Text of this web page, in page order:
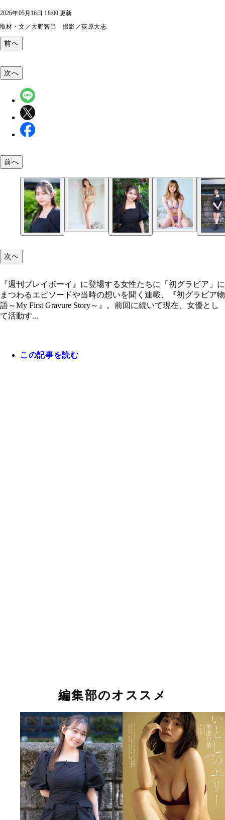
2026年05月16日 18:00 更新
取材・文／大野智己 撮影／荻原大志
前へ
次へ
前へ
次へ
『週刊プレイボーイ』に登場する女性たちに「初グラビア」に
まつわるエピソードや当時の想いを聞く連載、『初グラビア物
語～My First Gravure Story～』。前回に続いて現在、女優とし
て活動す...
この記事を読む
編集部のオススメ